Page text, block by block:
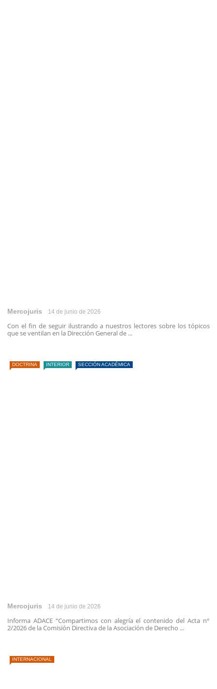
Mercojuris 14 de junio de 2026
Con el fin de seguir ilustrando a nuestros lectores sobre los tópicos
que se ventilan en la Dirección General de ...
DOCTRINA INTERIOR SECCIÓN ACADÉMICA
Mercojuris 14 de junio de 2026
Informa ADACE “Compartimos con alegría el contenido del Acta n°
2/2026 de la Comisión Directiva de la Asociación de Derecho ...
INTERNACIONAL